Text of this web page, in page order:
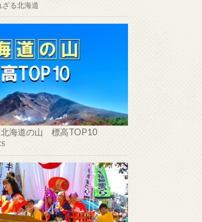
ざる北海道
北海道の山 標高TOP10